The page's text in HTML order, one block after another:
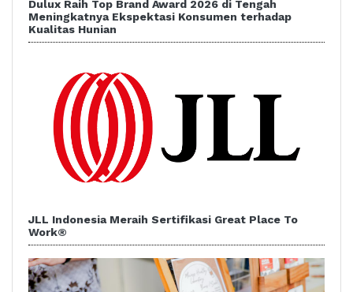
Dulux Raih Top Brand Award 2026 di Tengah
Meningkatnya Ekspektasi Konsumen terhadap
Kualitas Hunian
JLL Indonesia Meraih Sertifikasi Great Place To
Work®